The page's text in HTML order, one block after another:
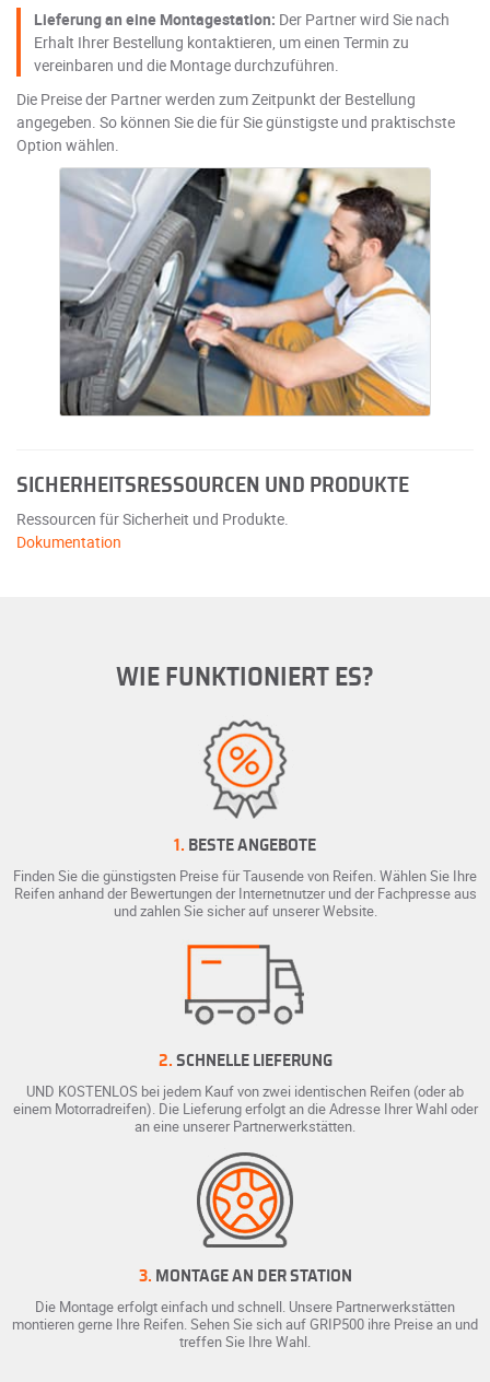
Lieferung an eine Montagestation: Der Partner wird Sie nach
Erhalt Ihrer Bestellung kontaktieren, um einen Termin zu
vereinbaren und die Montage durchzuführen.
Die Preise der Partner werden zum Zeitpunkt der Bestellung
angegeben. So können Sie die für Sie günstigste und praktischste
Option wählen.
SICHERHEITSRESSOURCEN UND PRODUKTE
Ressourcen für Sicherheit und Produkte.
Dokumentation
WIE FUNKTIONIERT ES?
1. BESTE ANGEBOTE
Finden Sie die günstigsten Preise für Tausende von Reifen. Wählen Sie Ihre
Reifen anhand der Bewertungen der Internetnutzer und der Fachpresse aus
und zahlen Sie sicher auf unserer Website.
2. SCHNELLE LIEFERUNG
UND KOSTENLOS bei jedem Kauf von zwei identischen Reifen (oder ab
einem Motorradreifen). Die Lieferung erfolgt an die Adresse Ihrer Wahl oder
an eine unserer Partnerwerkstätten.
3. MONTAGE AN DER STATION
Die Montage erfolgt einfach und schnell. Unsere Partnerwerkstätten
montieren gerne Ihre Reifen. Sehen Sie sich auf GRIP500 ihre Preise an und
treffen Sie Ihre Wahl.